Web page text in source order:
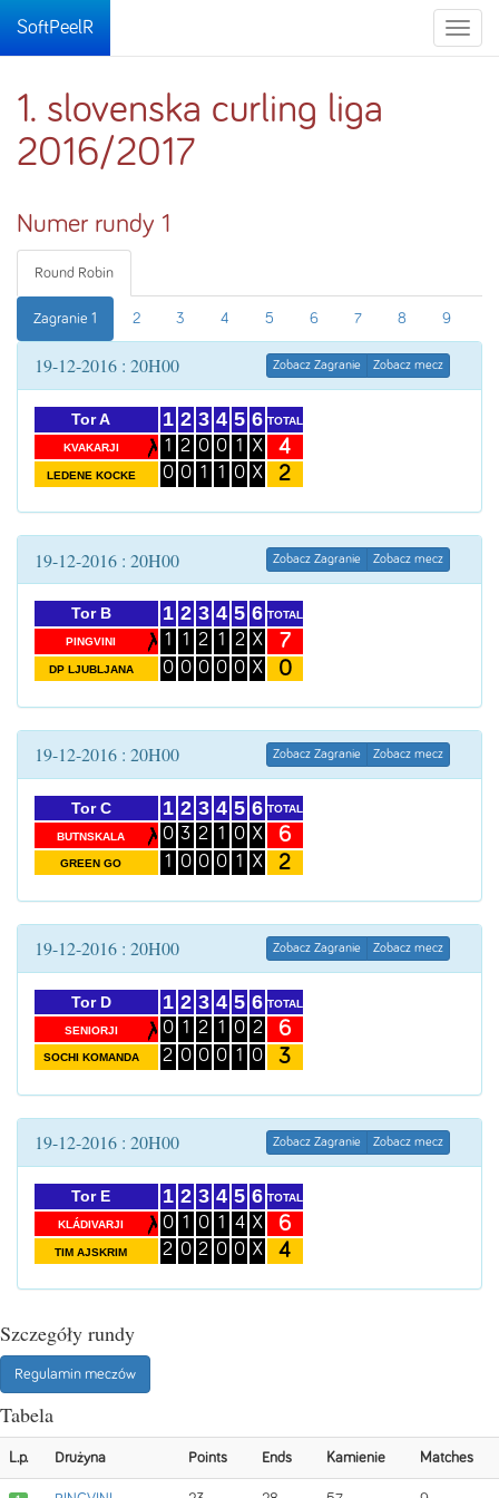
Toggle
SoftPeelR
1. slovenska curling liga
2016/2017
Numer rundy 1
Round Robin
Zagranie 1 2 3 4 5 6 7 8 9
19-12-2016 : 20H00 Zobacz Zagranie Zobacz mecz
Tor A
KVAKARJI
LEDENE KOCKE
1
1
0
2
2
0
3
0
1
4
0
1
5
1
0
6
X
X
TOTAL
4
2
19-12-2016 : 20H00 Zobacz Zagranie Zobacz mecz
Tor B
PINGVINI
DP LJUBLJANA
1
1
0
2
1
0
3
2
0
4
1
0
5
2
0
6
X
X
TOTAL
7
0
19-12-2016 : 20H00 Zobacz Zagranie Zobacz mecz
Tor C
BUTNSKALA
GREEN GO
1
0
1
2
3
0
3
2
0
4
1
0
5
0
1
6
X
X
TOTAL
6
2
19-12-2016 : 20H00 Zobacz Zagranie Zobacz mecz
Tor D
SENIORJI
SOCHI KOMANDA
1
0
2
2
1
0
3
2
0
4
1
0
5
0
1
6
2
0
TOTAL
6
3
19-12-2016 : 20H00 Zobacz Zagranie Zobacz mecz
Tor E
KLÁDIVARJI
TIM AJSKRIM
1
0
2
2
1
0
3
0
2
4
1
0
5
4
0
6
X
X
TOTAL
6
4
Szczegóły rundy
Regulamin meczów
Tabela
L.p. Drużyna Points Ends Kamienie Matches